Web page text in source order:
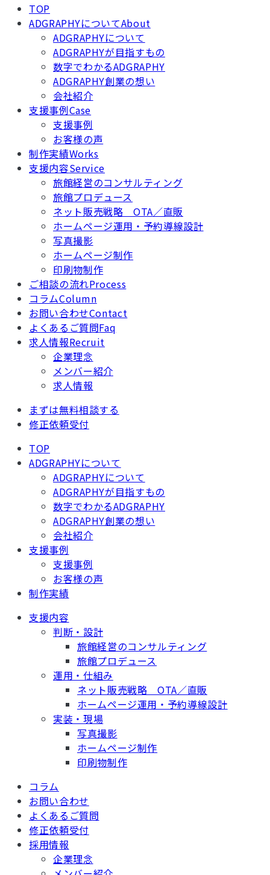
TOP
ADGRAPHYについてAbout
ADGRAPHYについて
ADGRAPHYが目指すもの
数字でわかるADGRAPHY
ADGRAPHY創業の想い
会社紹介
支援事例Case
支援事例
お客様の声
制作実績Works
支援内容Service
旅館経営のコンサルティング
旅館プロデュース
ネット販売戦略 OTA／直販
ホームページ運用・予約導線設計
写真撮影
ホームページ制作
印刷物制作
ご相談の流れProcess
コラムColumn
お問い合わせContact
よくあるご質問Faq
求人情報Recruit
企業理念
メンバー紹介
求人情報
まずは無料相談する
修正依頼受付
TOP
ADGRAPHYについて
ADGRAPHYについて
ADGRAPHYが目指すもの
数字でわかるADGRAPHY
ADGRAPHY創業の想い
会社紹介
支援事例
支援事例
お客様の声
制作実績
支援内容
判断・設計
旅館経営のコンサルティング
旅館プロデュース
運用・仕組み
ネット販売戦略 OTA／直販
ホームページ運用・予約導線設計
実装・現場
写真撮影
ホームページ制作
印刷物制作
コラム
お問い合わせ
よくあるご質問
修正依頼受付
採用情報
企業理念